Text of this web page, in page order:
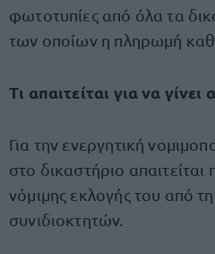
φωτοτυπίες από όλα τα
των οποίων η πληρωμή
Τι απαιτείται για να γίνει
Για την ενεργητική
στο δικαστήριο απαιτείται
νόμιμης εκλογής του από
συνιδιοκτητών.